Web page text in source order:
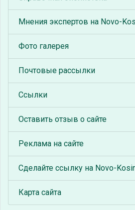
Мнения экспертов на Novo-
Фото галерея
Почтовые рассылки
Ссылки
Оставить отзыв о сайте
Реклама на сайте
Сделайте ссылку на Novo-
Карта сайта